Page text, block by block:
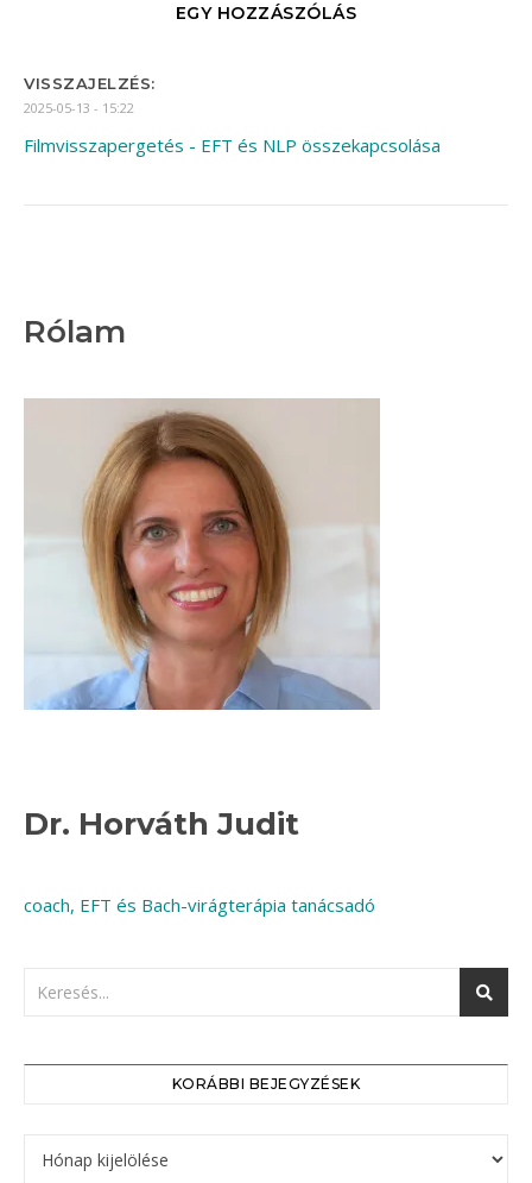
EGY HOZZÁSZÓLÁS
VISSZAJELZÉS:
2025-05-13 - 15:22
Filmvisszapergetés - EFT és NLP összekapcsolása
Rólam
Dr. Horváth Judit
coach, EFT és Bach-virágterápia tanácsadó
KORÁBBI BEJEGYZÉSEK